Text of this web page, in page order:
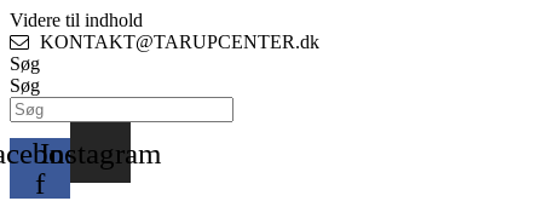
Videre til indhold
KONTAKT@TARUPCENTER.dk
Søg
Søg
f
Instagram